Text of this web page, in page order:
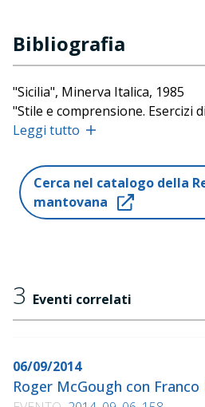
Bibliografia
"Sicilia", Minerva Italica, 1985
"Stile e comprensione. Esercizi
Novecento", Clueb, 1999
contemporanea", Bordighera
"Sulla traduzione letteraria",
"West Lafayette", Bordighera
"Specchi comunicanti.
Medusa Edizioni, 2010
Leggi tutto
Cerca nel catalogo della
mantovana
3 Eventi correlati
06/09/2014
Roger McGough con Franco